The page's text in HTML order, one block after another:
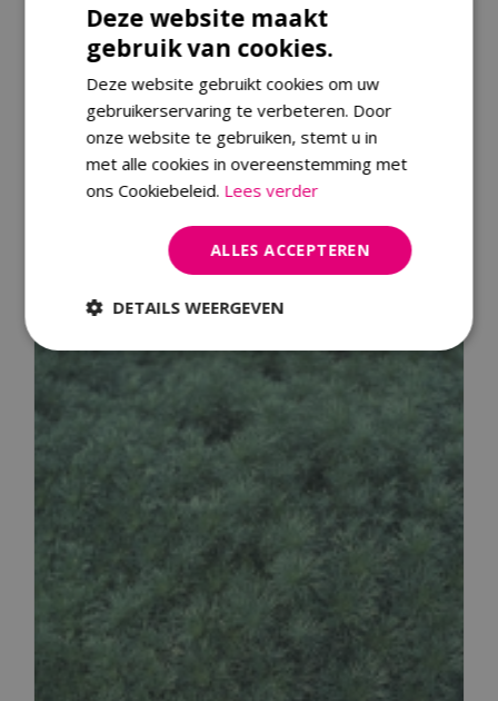
Alsem
Artemisia stelleriana
Deze website maakt
gebruik van cookies.
Deze website gebruikt cookies om uw
gebruikerservaring te verbeteren. Door
onze website te gebruiken, stemt u in
met alle cookies in overeenstemming met
ons Cookiebeleid. Lees verder
ALLES ACCEPTEREN
DETAILS WEERGEVEN